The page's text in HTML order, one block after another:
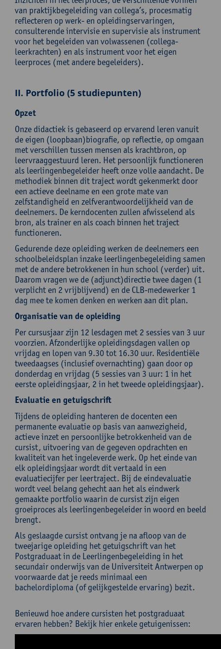
van praktijkbegeleiding van collega’s, procesmatig
reflecteren op werk- en opleidingservaringen,
consulterende intervisie en supervisie als instrument
voor het begeleiden van volwassenen (collega-
leerkrachten) en als instrument voor het eigen
leerproces (met andere begeleiders).
II. Portfolio (5 studiepunten)
Opzet
Onze didactiek is gebaseerd op ervarend leren vanuit
de eigen (loopbaan)biografie, op reflectie, op omgaan
met verschillen tussen mensen als krachtbron, op
leervraaggestuurd leren. Het persoonlijk functioneren
als leerlingenbegeleider heeft onze volle aandacht. De
methodiek binnen dit traject wordt gekenmerkt door
een actieve deelname en een grote mate van
zelfstandigheid en zelfverantwoordelijkheid van de
deelnemers. De kerndocenten zullen afwisselend als
bron, als trainer en als coach binnen het traject
functioneren.
Gedurende deze opleiding werken de deelnemers een
schoolbeleidsplan inzake leerlingenbegeleiding samen
met de andere betrokkenen in hun school (verder) uit.
Daarom vragen we de (adjunct)directie twee dagen (1
verplicht en 2 vrijblijvend) en de CLB-medewerker 1
dag mee te komen denken en werken aan dit plan.
Organisatie van de opleiding
Per cursusjaar zijn 12 lesdagen met 2 sessies van 3 uur
voorzien. Afzonderlijke opleidingsdagen vallen op
vrijdag en lopen van 9.30 tot 16.30 uur. Residentiële
tweedaagses (inclusief overnachting) gaan door op
donderdag en vrijdag (5 sessies van 3 uur: 1 in het
eerste opleidingsjaar, 2 in het tweede opleidingsjaar).
Evaluatie en getuigschrift
Tijdens de opleiding hanteren de docenten een
permanente evaluatie op basis van aanwezigheid,
actieve inzet en persoonlijke betrokkenheid van de
cursist, uitvoering van de gegeven opdrachten en
kwaliteit van het ingeleverde werk. Op het einde van
elk opleidingsjaar wordt dit vertaald in een
evaluatiecijfer per leertraject. Bij de eindevaluatie
wordt veel belang gehecht aan het als eindwerk
gemaakte portfolio waarin de cursist zijn eigen
groeiproces als leerlingenbegeleider in woord en beeld
brengt.
Als geslaagde cursist ontvang je na afloop van de
tweejarige opleiding het getuigschrift van het
Postgraduaat in de Leerlingenbegeleiding in het
secundair onderwijs van de Universiteit Antwerpen op
voorwaarde dat je reeds minimaal een
bachelordiploma (of gelijkgestelde ervaring) bezit.
Benieuwd hoe andere cursisten het postgraduaat
ervaren hebben? Bekijk hier enkele getuigenissen: